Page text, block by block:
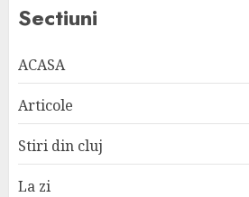
Sectiuni
ACASA
Articole
Stiri din cluj
La zi